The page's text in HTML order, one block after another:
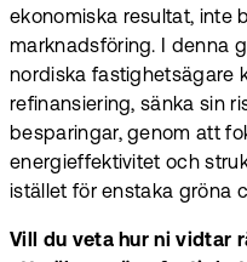
ekonomiska resultat, inte
marknadsföring. I denna
nordiska fastighetsägare
refinansiering, sänka sin
besparingar, genom att
energieffektivitet och
istället för enstaka gröna
Vill du veta hur ni vidtar